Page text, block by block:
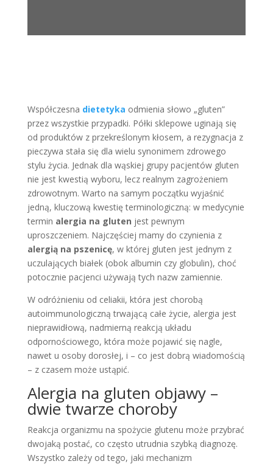
Współczesna dietetyka odmienia słowo „gluten”
przez wszystkie przypadki. Półki sklepowe uginają się
od produktów z przekreślonym kłosem, a rezygnacja z
pieczywa stała się dla wielu synonimem zdrowego
stylu życia. Jednak dla wąskiej grupy pacjentów gluten
nie jest kwestią wyboru, lecz realnym zagrożeniem
zdrowotnym. Warto na samym początku wyjaśnić
jedną, kluczową kwestię terminologiczną: w medycynie
termin alergia na gluten jest pewnym
uproszczeniem. Najczęściej mamy do czynienia z
alergią na pszenicę, w której gluten jest jednym z
uczulających białek (obok albumin czy globulin), choć
potocznie pacjenci używają tych nazw zamiennie.
W odróżnieniu od celiakii, która jest chorobą
autoimmunologiczną trwającą całe życie, alergia jest
nieprawidłową, nadmierną reakcją układu
odpornościowego, która może pojawić się nagle,
nawet u osoby dorosłej, i – co jest dobrą wiadomością
– z czasem może ustąpić.
Alergia na gluten objawy –
dwie twarze choroby
Reakcja organizmu na spożycie glutenu może przybrać
dwojaką postać, co często utrudnia szybką diagnozę.
Wszystko zależy od tego, jaki mechanizm